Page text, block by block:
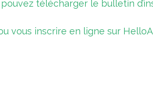
pouvez télécharger le bulletin
vous inscrire en ligne sur